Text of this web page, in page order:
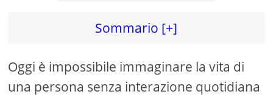
Sommario [+]
Oggi è impossibile immaginare la vita di
una persona senza interazione quotidiana